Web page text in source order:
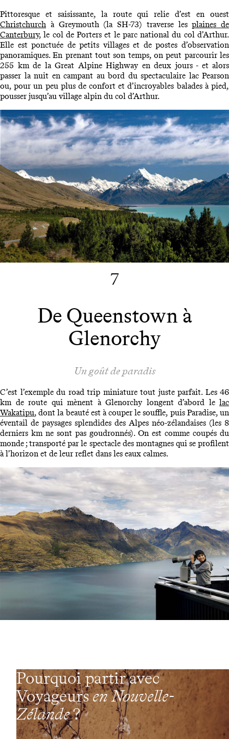
Pittoresque et saisissante, la route qui relie d’est en ouest
Christchurch à Greymouth (la SH-73) traverse lesplaines de
Canterbury, le col de Porters et le parc national du col d’Arthur.
Elle est ponctuée de petits villages et de postes d’observation
panoramiques. En prenant tout son temps, on peut parcourir les
255 km de la Great Alpine Highway en deux jours - et alors
passer la nuit en campant au bord du spectaculaire lac Pearson
ou, pour un peu plus de confort et d’incroyables balades à pied,
pousser jusqu’au village alpin du col d’Arthur.
7
De Queenstown à
Glenorchy
Un goût de paradis
C’est l’exemple du road trip miniature tout juste parfait. Les 46
km de route qui mènent à Glenorchy longent d’abord le lac
Wakatipu, dont la beauté est à couper le souffle, puis Paradise, un
éventail de paysages splendides des Alpes néo-zélandaises (les 8
derniers km ne sont pas goudronnés). On est comme coupés du
monde ; transporté par le spectacle des montagnes qui se profilent
à l’horizon et de leur reflet dans les eaux calmes.
Pourquoi partir avec
Voyageursen Nouvelle-
Zélande?